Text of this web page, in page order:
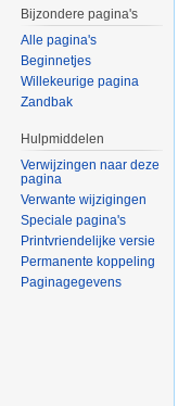
Bijzondere pagina's
Alle pagina's
Beginnetjes
Willekeurige pagina
Zandbak
Hulpmiddelen
Verwijzingen naar deze
pagina
Verwante wijzigingen
Speciale pagina's
Printvriendelijke versie
Permanente koppeling
Paginagegevens